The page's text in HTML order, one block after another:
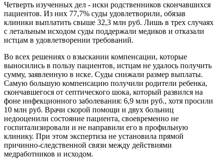
Четверть изученных дел - иски родственников скончавшихся
пациентов. Из них 77,7% суды удовлетворили, обязав
клиники выплатить свыше 32,3 млн руб. Лишь в трех случаях
с летальным исходом суды поддержали медиков и отказали
истцам в удовлетворении требований.
Во всех решениях о взыскании компенсации, которые
выносились в пользу пациентов, истцам не удалось получить
сумму, заявленную в иске. Суды снижали размер выплаты.
Самую большую компенсацию получили родители ребенка,
скончавшегося от септического шока, который развился на
фоне инфекционного заболевания: 6,9 млн руб., хотя просили
10 млн руб. Врачи скорой помощи и двух больниц
недооценили состояние пациента, своевременно не
госпитализировали и не направили его в профильную
клинику. При этом экспертиза не установила прямой
причинно-следственной связи между действиями
медработников и исходом.